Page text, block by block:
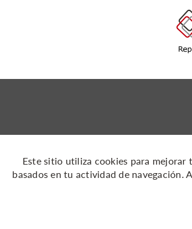
659-
Este sitio utiliza cookies para
basados en tu actividad de navegación.